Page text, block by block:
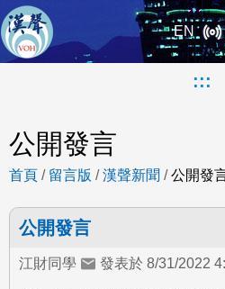
EN
:::
公開發言
首頁 / 留言版 /漢聲新聞 /公開發
公開發言
江財同學 發表於 8/31/2022